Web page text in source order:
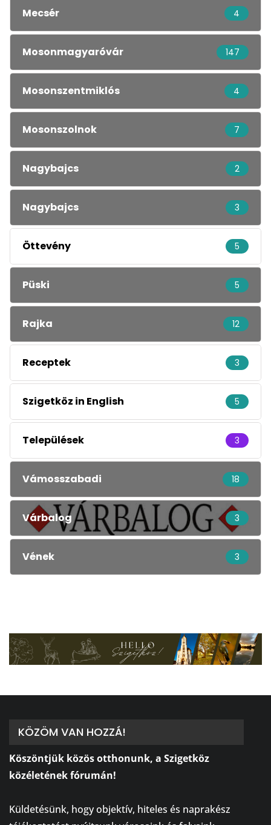
Mecsér 4
Mosonmagyaróvár 147
Mosonszentmiklós 4
Mosonszolnok 7
Nagybajcs 2
Nagybajcs 3
Öttevény 5
Püski 5
Rajka 12
Receptek 3
Szigetköz in English 5
Települések 3
Vámosszabadi 18
Várbalog 3
Vének 3
KÖZÖM VAN HOZZÁ!
Köszöntjük közös otthonunk, a Szigetköz
közéletének fórumán!
Küldetésünk, hogy objektív, hiteles és naprakész